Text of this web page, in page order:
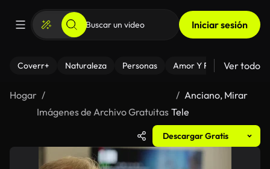
Iniciar sesión
Coverr+ Naturaleza Personas Amor Y Relaciones
Ver todo
Hogar
Imágenes de Archivo Gratuitas
Anciano, Mirar
Tele
Descargar Gratis